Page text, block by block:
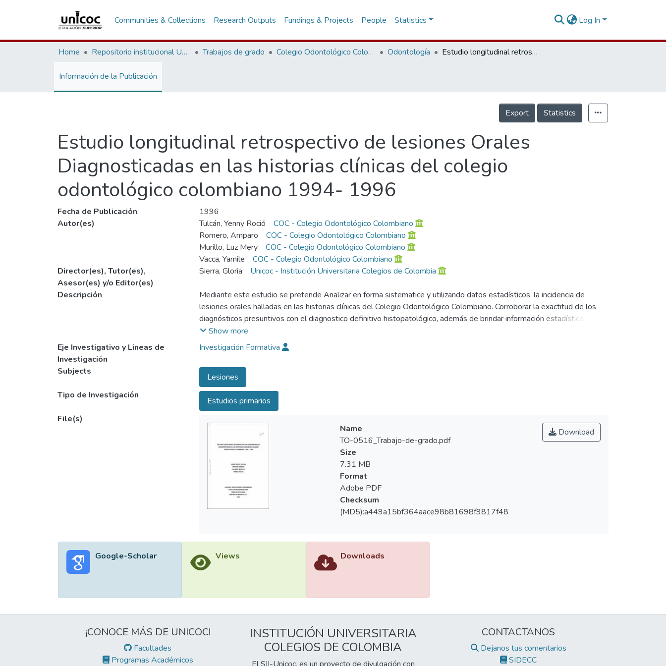
Communities & Collections Research Outputs Fundings & Projects People Statistics Log In
Home Repositorio institucional Unicoc, RI-unicoc Trabajos de grado Colegio Odontológico Colombiano Odontología Estudio longitudinal retrospectivo de lesiones Orales Diagnosticadas en las historias clínicas del colegio odontológico colombiano 1994- 1996
Información de la Publicación
Export Statistics
Estudio longitudinal retrospectivo de lesiones Orales
Diagnosticadas en las historias clínicas del colegio
odontológico colombiano 1994- 1996
Fecha de Publicación
1996
Autor(es)
Tulcán, Yenny Roció
COC - Colegio Odontológico Colombiano
Romero, Amparo
COC - Colegio Odontológico Colombiano
Murillo, Luz Mery
COC - Colegio Odontológico Colombiano
Vacca, Yamile
COC - Colegio Odontológico Colombiano
Director(es), Tutor(es),
Asesor(es) y/o Editor(es)
Sierra, Gloria Unicoc - Institución Universitaria Colegios de Colombia
Descripción
Mediante este estudio se pretende Analizar en forma sistematice y utilizando datos estadísticos, la incidencia de
lesiones orales halladas en las historias clínicas del Colegio Odontológico Colombiano. Corroborar la exactitud de los
diagnósticos presuntivos con el diagnostico definitivo histopatológico, además de brindar información estadística a la
clínica sobre la prevalencia y frecuencia de aparición de lesiones en cavidad oral que ameritan biopsia.
Show more
Eje Investigativo y Lineas de
Investigación
Investigación Formativa
Subjects
Lesiones
Tipo de Investigación
Estudios primarios
File(s)
Download
Name
TO-0516_Trabajo-de-grado.pdf
Size
7.31 MB
Format
Adobe PDF
Checksum
(MD5):a449a15bf364aace98b81698f9817f48
Google-Scholar Views Downloads
¡CONOCE MÁS DE UNICOC!
Facultades
Programas Académicos
INSTITUCIÓN UNIVERSITARIA
COLEGIOS DE COLOMBIA
CONTACTANOS
Dejanos tus comentarios
SIDECC